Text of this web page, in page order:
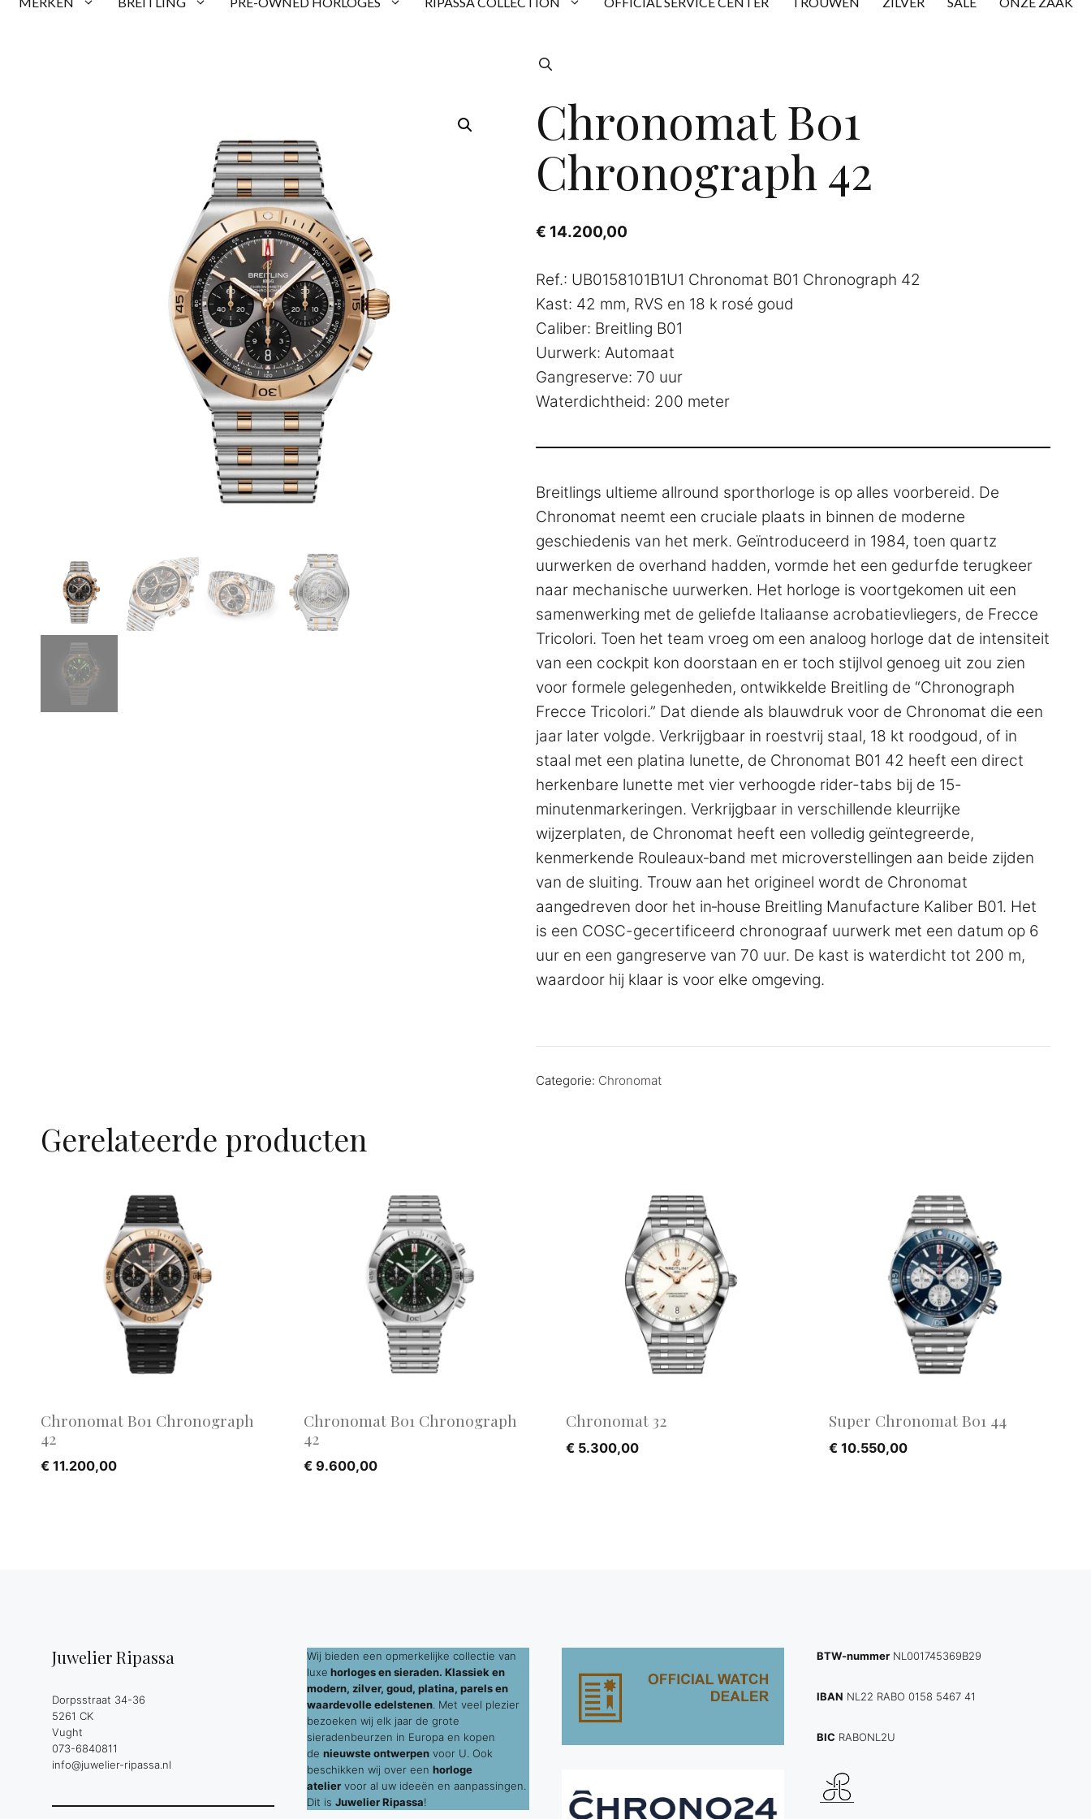
Chronomat B01
Chronograph 42
€ 14.200,00
Ref.: UB0158101B1U1 Chronomat B01 Chronograph 42
Kast: 42 mm, RVS en 18 k rosé goud
Caliber: Breitling B01
Uurwerk: Automaat
Gangreserve: 70 uur
Waterdichtheid: 200 meter
Breitlings ultieme allround sporthorloge is op alles voorbereid. De
Chronomat neemt een cruciale plaats in binnen de moderne
geschiedenis van het merk. Geïntroduceerd in 1984, toen quartz
uurwerken de overhand hadden, vormde het een gedurfde terugkeer
naar mechanische uurwerken. Het horloge is voortgekomen uit een
samenwerking met de geliefde Italiaanse acrobatievliegers, de Frecce
Tricolori. Toen het team vroeg om een analoog horloge dat de intensiteit
van een cockpit kon doorstaan en er toch stijlvol genoeg uit zou zien
voor formele gelegenheden, ontwikkelde Breitling de “Chronograph
Frecce Tricolori.” Dat diende als blauwdruk voor de Chronomat die een
jaar later volgde. Verkrijgbaar in roestvrij staal, 18 kt roodgoud, of in
staal met een platina lunette, de Chronomat B01 42 heeft een direct
herkenbare lunette met vier verhoogde rider-tabs bij de 15-
minutenmarkeringen. Verkrijgbaar in verschillende kleurrijke
wijzerplaten, de Chronomat heeft een volledig geïntegreerde,
kenmerkende Rouleaux‑band met microverstellingen aan beide zijden
van de sluiting. Trouw aan het origineel wordt de Chronomat
aangedreven door het in‑house Breitling Manufacture Kaliber B01. Het
is een COSC-gecertificeerd chronograaf uurwerk met een datum op 6
uur en een gangreserve van 70 uur. De kast is waterdicht tot 200 m,
waardoor hij klaar is voor elke omgeving.
Categorie: Chronomat
Gerelateerde producten
Chronomat B01 Chronograph
42
€ 11.200,00
Chronomat B01 Chronograph
42
€ 9.600,00
Chronomat 32
€ 5.300,00
Super Chronomat B01 44
€ 10.550,00
Juwelier Ripassa
Dorpsstraat 34-36
5261 CK
Vught
073-6840811
info@juwelier-ripassa.nl
Wij bieden een opmerkelijke collectie van
luxe horloges en sieraden. Klassiek en
modern, zilver, goud, platina, parels en
waardevolle edelstenen . Met veel plezier
bezoeken wij elk jaar de grote
sieradenbeurzen in Europa en kopen
de nieuwste ontwerpen voor U. Ook
beschikken wij over een horloge
atelier voor al uw ideeën en aanpassingen.
Dit is Juwelier Ripassa!
BTW-nummer NL001745369B29
IBAN NL22 RABO 0158 5467 41
BIC RABONL2U